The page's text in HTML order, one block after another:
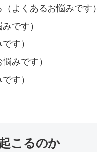
よくあるお悩みです）
です）
す）
みです）
す）
こるのか